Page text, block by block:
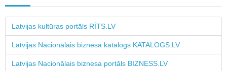
Latvijas kultūras portāls RĪTS.LV
Latvijas Nacionālais biznesa katalogs KATALOGS.LV
Latvijas Nacionālais biznesa portāls BIZNESS.LV